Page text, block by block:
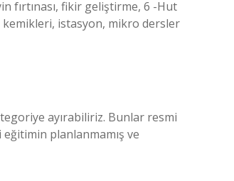
fikir geliştirme, 6 -Hut
kemikleri, istasyon, mikro dersler
ayırabiliriz. Bunlar resmi
planlanmamış ve